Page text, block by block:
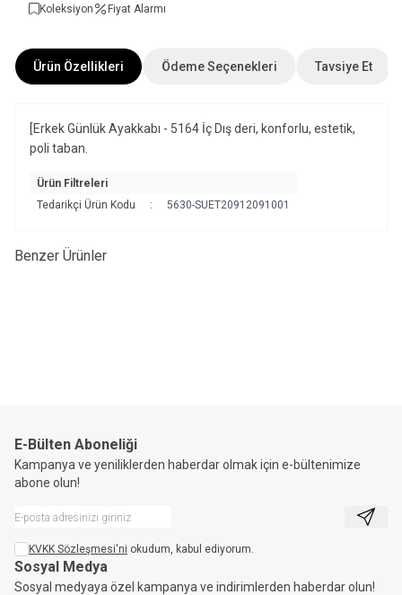
Koleksiyon Fiyat Alarmı
Ürün Özellikleri Ödeme Seçenekleri Tavsiye Et
[Erkek Günlük Ayakkabı - 5164 İç Dış deri, konforlu, estetik,
poli taban.
Ürün Filtreleri
Tedarikçi Ürün Kodu
: 5630-SUET20912091001
Benzer Ürünler
E-Bülten Aboneliği
Kampanya ve yeniliklerden haberdar olmak için e-bültenimize
abone olun!
Kayıt
KVKK Sözleşmesi'ni okudum, kabul ediyorum.
Sosyal Medya
Sosyal medyaya özel kampanya ve indirimlerden haberdar olun!